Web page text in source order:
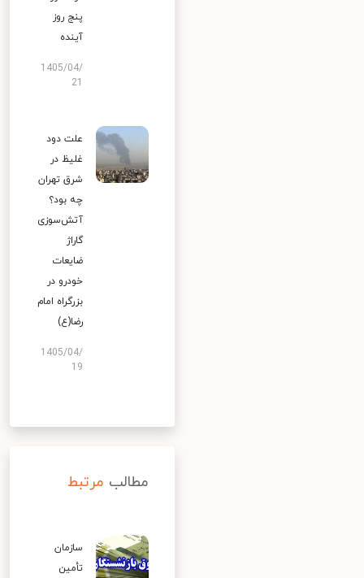
پنج روز
آینده
1405/04/
علت دود
غلیظ در
شرق تهران
چه بود؟
آتش‌سوزی
گاراژ
ضایعات
خودرو در
بزرگراه امام
رضا(ع)
1405/04/
19
مطالب مرتبط
سازمان
تأمین